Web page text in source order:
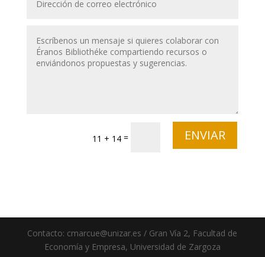
11 + 14 = ENVIAR
Contacto: cmarcue@unizar.es / Gran Vía 2, Facultad de
Economía y Empresa, Universidad de Zargoza